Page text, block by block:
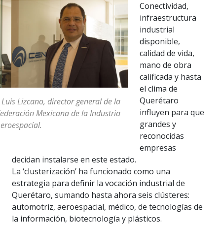
Luis Lizcano, director general de la
Mexicana de la Industria
Conectividad,
infraestructura
industrial
disponible,
calidad de vida,
mano de obra
calificada y hasta
el clima de
Querétaro
influyen para que
grandes y
reconocidas
empresas
decidan instalarse en este estado.
La ‘clusterización’ ha funcionado como una
estrategia para definir la vocación industrial de
Querétaro, sumando hasta ahora seis clústeres:
automotriz, aeroespacial, médico, de tecnologías de
la información, biotecnología y plásticos.